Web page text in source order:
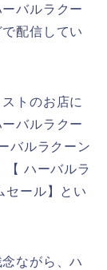
バルラクー
配信してい
トのお店に
バルラクー
バルラクーン
【 ハーバルラ
セール】とい
ながら、ハ